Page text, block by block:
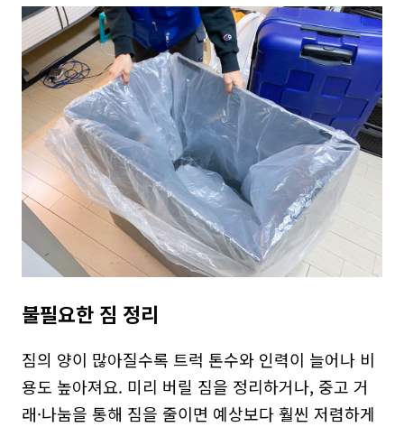
불필요한 짐 정리
짐의 양이 많아질수록 트럭 톤수와 인력이 늘어나 비
용도 높아져요. 미리 버릴 짐을 정리하거나, 중고 거
래·나눔을 통해 짐을 줄이면 예상보다 훨씬 저렴하게